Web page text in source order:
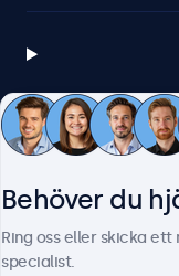
Behöver du
Ring oss eller skicka
specialist.